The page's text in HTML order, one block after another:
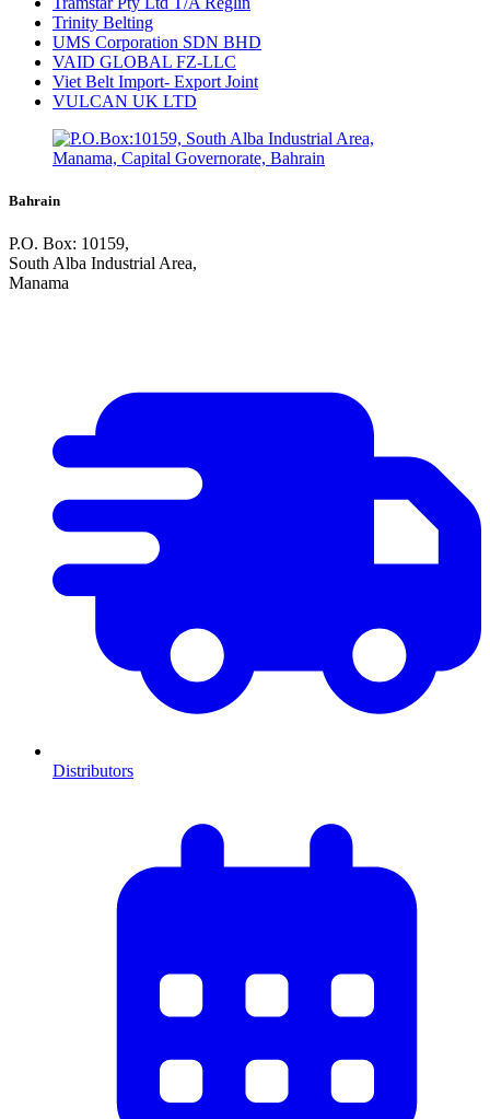
Trinity Belting
UMS Corporation SDN BHD
VAID GLOBAL FZ-LLC
Viet Belt Import- Export Joint
VULCAN UK LTD
Bahrain
P.O. Box: 10159,
South Alba Industrial Area,
Manama
Distributors